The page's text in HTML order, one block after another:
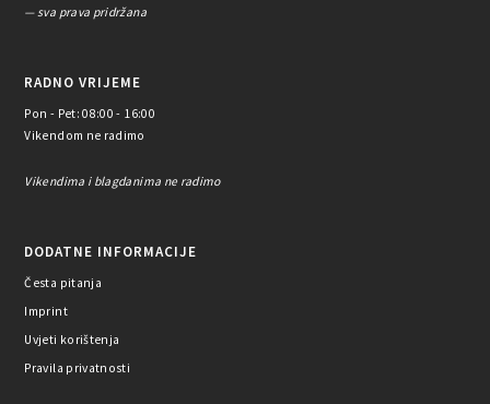
— sva prava pridržana
RADNO VRIJEME
Pon - Pet: 08:00 - 16:00
Vikendom ne radimo
Vikendima i blagdanima ne radimo
DODATNE INFORMACIJE
Česta pitanja
Imprint
Uvjeti korištenja
Pravila privatnosti